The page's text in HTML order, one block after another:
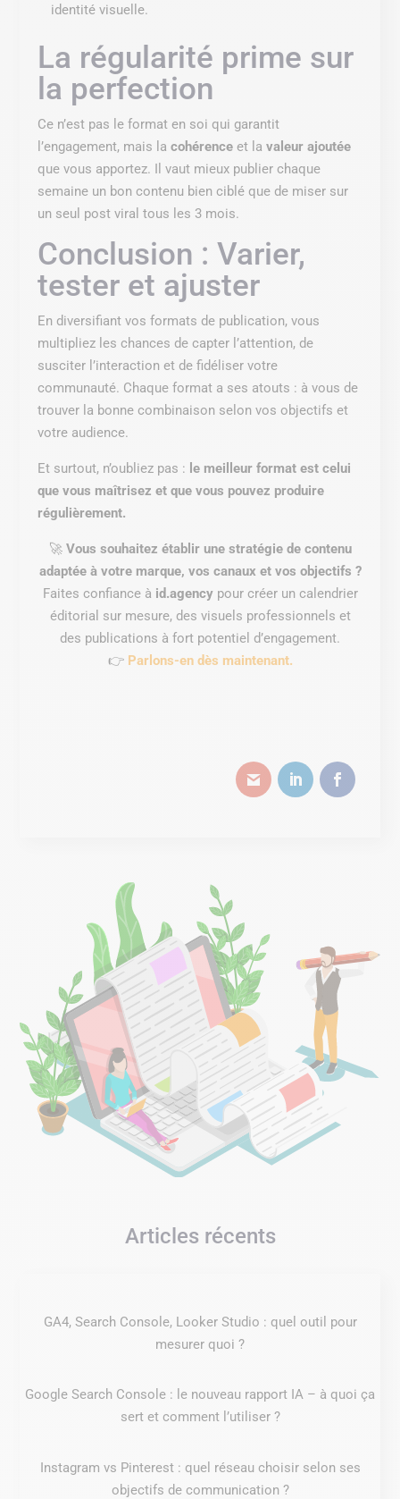
identité visuelle.
La régularité prime sur
la perfection
Ce n’est pas le format en soi qui garantit
l’engagement, mais lacohérence et lavaleur ajoutée
que vous apportez. Il vaut mieux publier chaque
semaine un bon contenu bien ciblé que de miser sur
un seul post viral tous les 3 mois.
Conclusion : Varier,
tester et ajuster
En diversifiant vos formats de publication, vous
multipliez les chances de capter l’attention, de
susciter l’interaction et de fidéliser votre
communauté. Chaque format a ses atouts : à vous de
trouver la bonne combinaison selon vos objectifs et
votre audience.
Et surtout, n’oubliez pas : le meilleur format est celui
que vous maîtrisez et que vous pouvez produire
régulièrement.
🚀 Vous souhaitez établir une stratégie de contenu
adaptée à votre marque, vos canaux et vos objectifs ?
Faites confiance à id.agencypour créer un calendrier
éditorial sur mesure, des visuels professionnels et
des publications à fort potentiel d’engagement.
👉 Parlons-en dès maintenant.
Articles récents
GA4, Search Console, Looker Studio : quel outil pour
mesurer quoi ?
Google Search Console : le nouveau rapport IA – à quoi ça
sert et comment l’utiliser ?
Instagram vs Pinterest : quel réseau choisir selon ses
objectifs de communication ?